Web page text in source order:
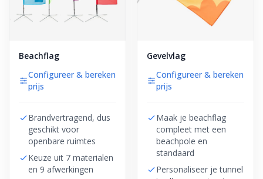
Beachflag
Configureer & bereken
prijs
Brandvertragend, dus
geschikt voor
openbare ruimtes
Keuze uit 7 materialen
en 9 afwerkingen
Gevelvlag
Configureer & bereken
prijs
Maak je beachflag
compleet met een
beachpole en
standaard
Personaliseer je tunnel